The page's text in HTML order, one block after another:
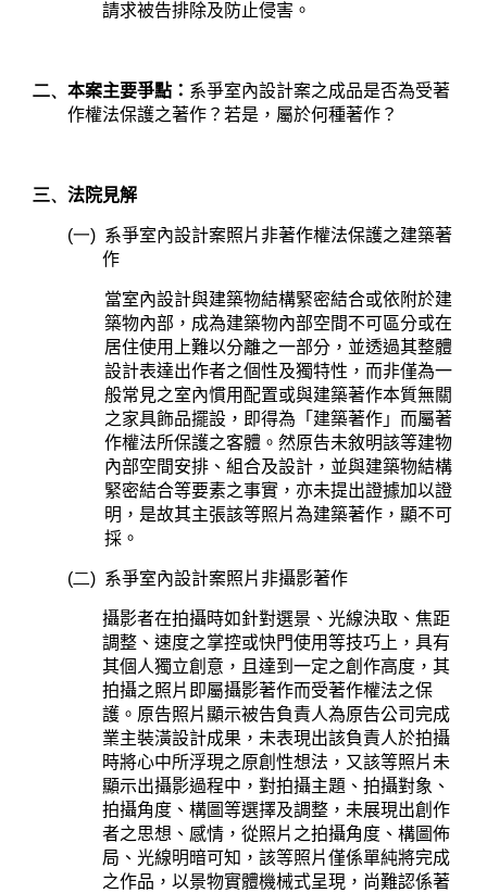
請求被告排除及防止侵害。
二、 本案主要爭點： 系爭室內設計案之成品是否為受著
作權法保護之著作？若是，屬於何種著作？
三、 法院見解
(一) 系爭室內設計案照片非著作權法保護之建築著
作
當室內設計與建築物結構緊密結合或依附於建
築物內部，成為建築物內部空間不可區分或在
居住使用上難以分離之一部分，並透過其整體
設計表達出作者之個性及獨特性，而非僅為一
般常見之室內慣用配置或與建築著作本質無關
之家具飾品擺設，即得為「建築著作」而屬著
作權法所保護之客體。然原告未敘明該等建物
內部空間安排、組合及設計，並與建築物結構
緊密結合等要素之事實，亦未提出證據加以證
明，是故其主張該等照片為建築著作，顯不可
採。
(二) 系爭室內設計案照片非攝影著作
攝影者在拍攝時如針對選景、光線決取、焦距
調整、速度之掌控或快門使用等技巧上，具有
其個人獨立創意，且達到一定之創作高度，其
拍攝之照片即屬攝影著作而受著作權法之保
護。原告照片顯示被告負責人為原告公司完成
業主裝潢設計成果，未表現出該負責人於拍攝
時將心中所浮現之原創性想法，又該等照片未
顯示出攝影過程中，對拍攝主題、拍攝對象、
拍攝角度、構圖等選擇及調整，未展現出創作
者之思想、感情，從照片之拍攝角度、構圖佈
局、光線明暗可知，該等照片僅係單純將完成
之作品，以景物實體機械式呈現，尚難認係著